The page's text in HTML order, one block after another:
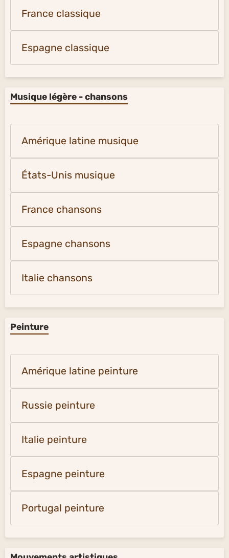
France classique
Espagne classique
Musique légère - chansons
Amérique latine musique
États-Unis musique
France chansons
Espagne chansons
Italie chansons
Peinture
Amérique latine peinture
Russie peinture
Italie peinture
Espagne peinture
Portugal peinture